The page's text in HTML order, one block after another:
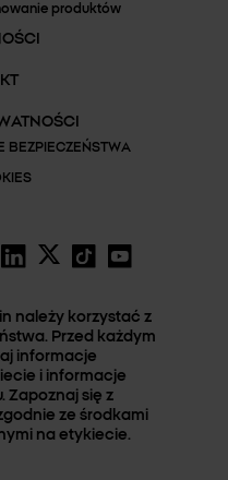
produktów
BEZPIECZEŃSTWA
należy korzystać z
Przed każdym
informacje
i informacje
Zapoznaj się z
ze środkami
na etykiecie.